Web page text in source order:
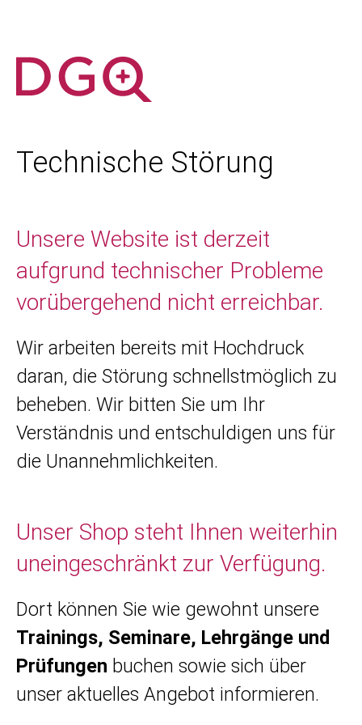
Technische Störung
Unsere Website ist derzeit
aufgrund technischer Probleme
vorübergehend nicht erreichbar.
Wir arbeiten bereits mit Hochdruck
daran, die Störung schnellstmöglich zu
beheben. Wir bitten Sie um Ihr
Verständnis und entschuldigen uns für
die Unannehmlichkeiten.
Unser Shop steht Ihnen weiterhin
uneingeschränkt zur Verfügung.
Dort können Sie wie gewohnt unsere
Trainings, Seminare, Lehrgänge und
Prüfungen buchen sowie sich über
unser aktuelles Angebot informieren.